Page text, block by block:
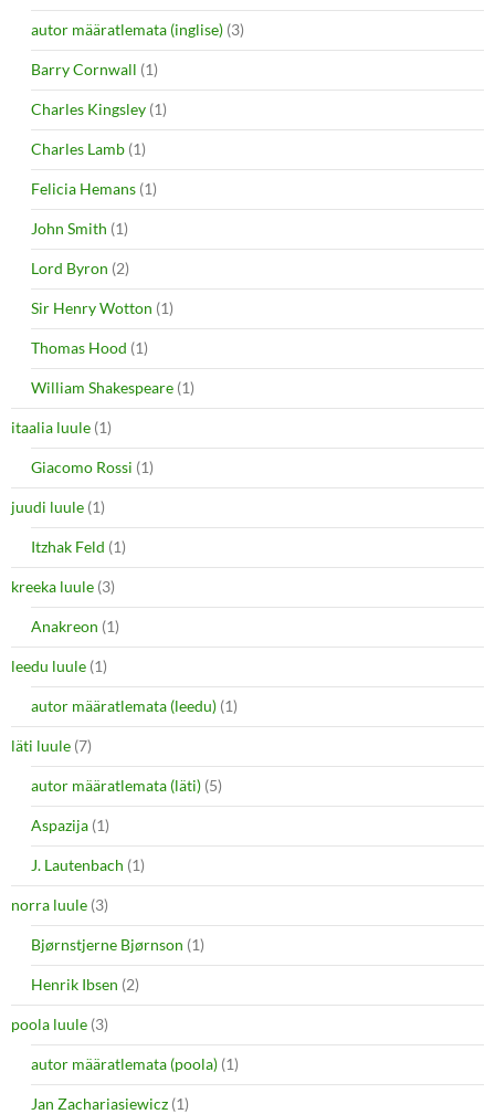
autor määratlemata (inglise) (3)
Barry Cornwall (1)
Charles Kingsley (1)
Charles Lamb (1)
Felicia Hemans (1)
John Smith (1)
Lord Byron (2)
Sir Henry Wotton (1)
Thomas Hood (1)
William Shakespeare (1)
itaalia luule (1)
Giacomo Rossi (1)
juudi luule (1)
Itzhak Feld (1)
kreeka luule (3)
Anakreon (1)
leedu luule (1)
autor määratlemata (leedu) (1)
läti luule (7)
autor määratlemata (läti) (5)
Aspazija (1)
J. Lautenbach (1)
norra luule (3)
Bjørnstjerne Bjørnson (1)
Henrik Ibsen (2)
poola luule (3)
autor määratlemata (poola) (1)
Jan Zachariasiewicz (1)